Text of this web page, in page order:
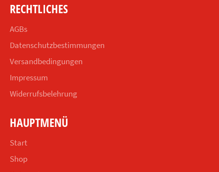
RECHTLICHES
AGBs
Datenschutzbestimmungen
Versandbedingungen
Impressum
Widerrufsbelehrung
HAUPTMENÜ
Start
Shop